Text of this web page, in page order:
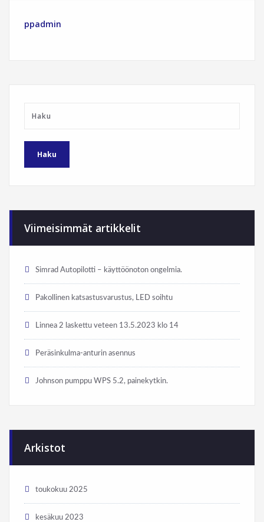
ppadmin
Viimeisimmät artikkelit
Simrad Autopilotti – käyttöönoton ongelmia.
Pakollinen katsastusvarustus, LED soihtu
Linnea 2 laskettu veteen 13.5.2023 klo 14
Peräsinkulma-anturin asennus
Johnson pumppu WPS 5.2, painekytkin.
Arkistot
toukokuu 2025
kesäkuu 2023